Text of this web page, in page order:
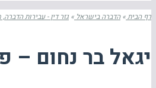
דף הבית» הדברה בישראל » גזר דין - עבירות הדברה,
יגאל בר נחום –